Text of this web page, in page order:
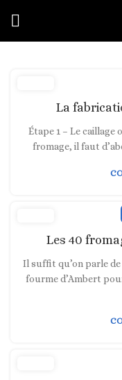
La
Étape 1 – Le
fromage, il faut
Les 40
Il suffit qu’on parle
fourme d’Ambert